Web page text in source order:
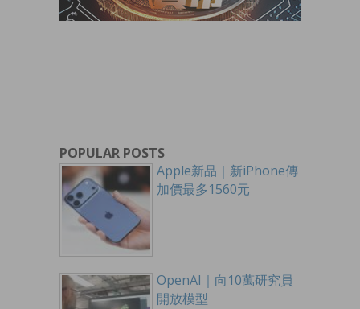
POPULAR POSTS
Apple新品｜新iPhone傳
加價最多1560元
OpenAI｜向10萬研究員
開放模型